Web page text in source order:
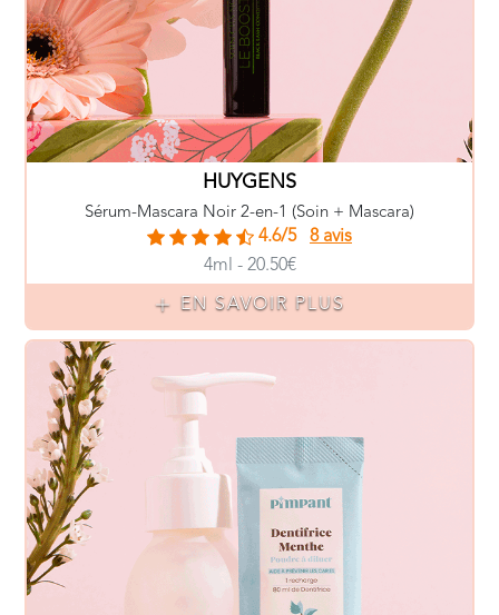
HUYGENS
Sérum-Mascara Noir 2-en-1 (Soin + Mascara)
4.6/5
8 avis
4ml - 20.50€
EN SAVOIR PLUS